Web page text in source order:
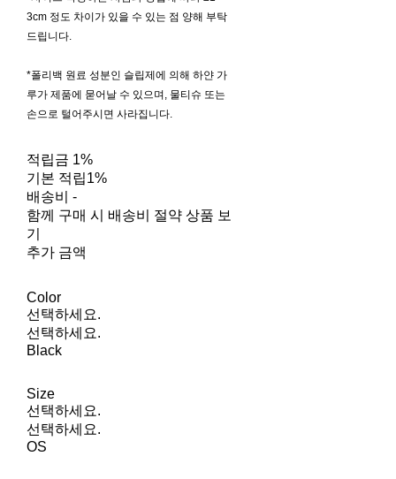
3cm 정도 차이가 있을 수 있는 점 양해 부탁
드립니다.
*폴리백 원료 성분인 슬립제에 의해 하얀 가
루가 제품에 묻어날 수 있으며, 물티슈 또는
손으로 털어주시면 사라집니다.
적립금 1%
기본 적립1%
배송비 -
함께 구매 시 배송비 절약 상품 보
기
추가 금액
Color
선택하세요.
선택하세요.
Black
Size
선택하세요.
선택하세요.
OS